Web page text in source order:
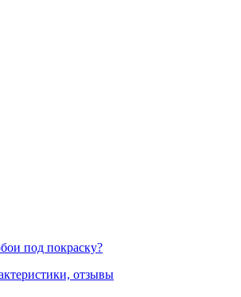
под покраску?
отзывы